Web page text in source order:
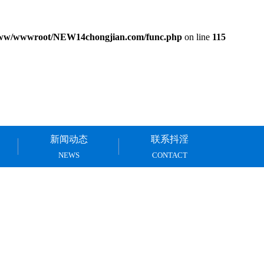
wwwroot/NEW14chongjian.com/func.php on line 115
新闻动态
NEWS
联系抖淫
CONTACT